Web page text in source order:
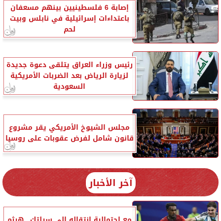
إصابة 6 فلسطينيين بينهم مسعفان
باعتداءات إسرائيلية في نابلس وبيت
لحم
رئيس وزراء العراق يتلقى دعوة جديدة
لزيارة الرياض بعد الضربات الأمريكية
السعودية
مجلس الشيوخ الأمريكي يقر مشروع
قانون شامل لفرض عقوبات على روسيا
آخر الأخبار